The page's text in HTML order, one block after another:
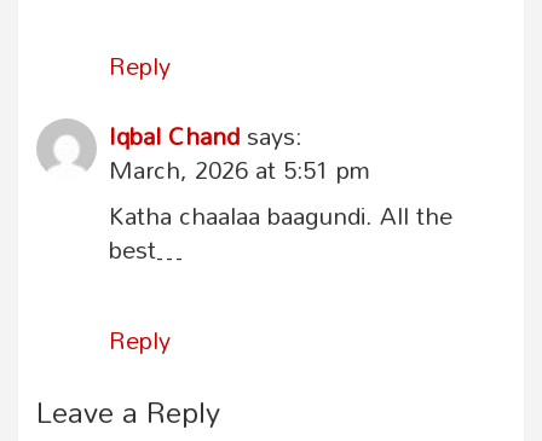
Reply
Iqbal Chandsays:
March, 2026 at 5:51 pm
Katha chaalaa baagundi. All the
best…
Reply
Leave a Reply